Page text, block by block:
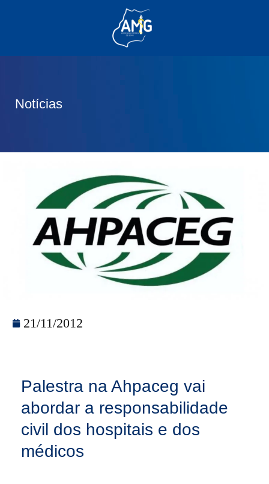
Notícias
21/11/2012
Palestra na Ahpaceg vai
abordar a responsabilidade
civil dos hospitais e dos
médicos